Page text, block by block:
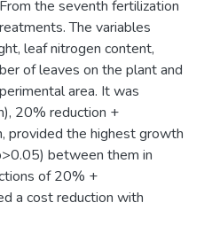
the seventh fertilization
The variables
leaf nitrogen content,
of leaves on the plant and
area. It was
20% reduction +
provided the highest growth
between them in
of 20% +
a cost reduction with